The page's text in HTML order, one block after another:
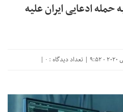
حمله ادعایی ایران علیه
۰ |